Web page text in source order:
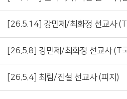
[26.5.14] 강민제/최화정 선교사
[26.5.8] 강민제/최화정 선교사 (T
[26.5.4] 최림/진설 선교사 (피지)